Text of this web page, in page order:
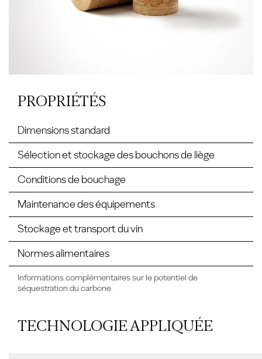
PROPRIÉTÉS
Dimensions standard
Sélection et stockage des bouchons de liège
Conditions de bouchage
Maintenance des équipements
Stockage et transport du vin
Normes alimentaires
Informations complémentaires sur le potentiel de
séquestration du carbone.
TECHNOLOGIE APPLIQUÉE